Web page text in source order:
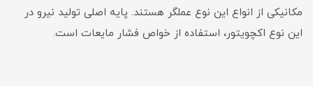
مکانیکی از انواع این نوع عملگر هستند. پایه اصلی تولید نیرو در
این نوع اکچویتور، استفاده از خواص فشار مایعات است.